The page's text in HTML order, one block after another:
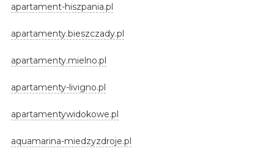
apartament-hiszpania.pl
apartamenty.bieszczady.pl
apartamenty.mielno.pl
apartamenty-livigno.pl
apartamentywidokowe.pl
aquamarina-miedzyzdroje.pl